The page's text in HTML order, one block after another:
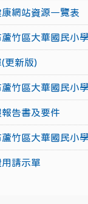
康網站資源一覽表
蘆竹區大華國民小
更新版)
蘆竹區大華國民小
告書及要件
蘆竹區大華國民小
請示單